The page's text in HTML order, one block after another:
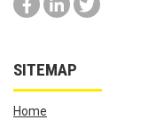
SITEMAP
Home